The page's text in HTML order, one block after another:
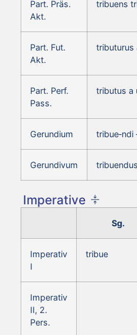
Part. Präs.
Akt.
tribuens
Part. Fut.
Akt.
tributurus
Part. Perf.
Pass.
tributus a
Gerundium tribue‑ndi
Gerundivum
Imperative
Sg.
Imperativ
I
tribue
Imperativ
II, 2.
Pers.